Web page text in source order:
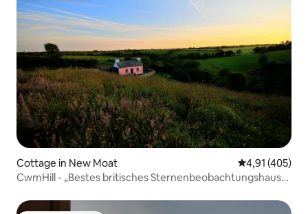
Cottage in New Moat
4,91 (405)
CwmHill - „Bestes britisches Sternenbeobachtungshaus“